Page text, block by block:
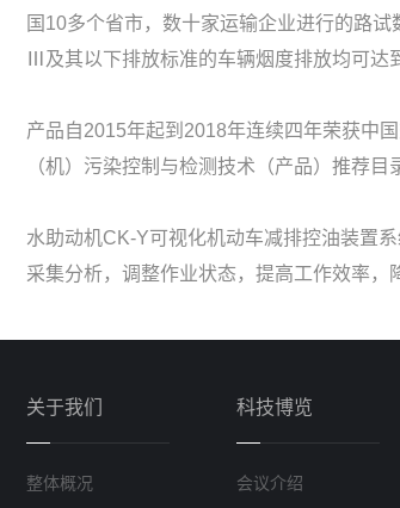
国10多个省市，数十家运输企业进行的路
Ⅲ及其以下排放标准的车辆烟度排放均可
产品自2015年起到2018年连续四年荣获中
（机）污染控制与检测技术（产品）推荐目录
水助动机CK-Y可视化机动车减排控油装置
采集分析，调整作业状态，提高工作效率，
关于我们
整体概况
科技博览
会议介绍